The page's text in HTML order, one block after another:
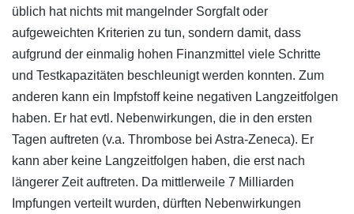
üblich hat nichts mit mangelnder Sorgfalt oder
aufgeweichten Kriterien zu tun, sondern damit, dass
aufgrund der einmalig hohen Finanzmittel viele Schritte
und Testkapazitäten beschleunigt werden konnten. Zum
anderen kann ein Impfstoff keine negativen Langzeitfolgen
haben. Er hat evtl. Nebenwirkungen, die in den ersten
Tagen auftreten (v.a. Thrombose bei Astra-Zeneca). Er
kann aber keine Langzeitfolgen haben, die erst nach
längerer Zeit auftreten. Da mittlerweile 7 Milliarden
Impfungen verteilt wurden, dürften Nebenwirkungen